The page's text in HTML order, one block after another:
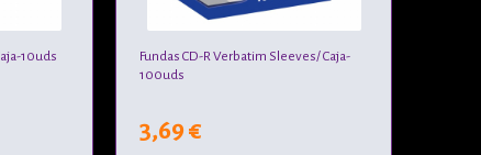
10uds
Fundas CD-R Verbatim Sleeves/ Caja-
100uds
3,69 €